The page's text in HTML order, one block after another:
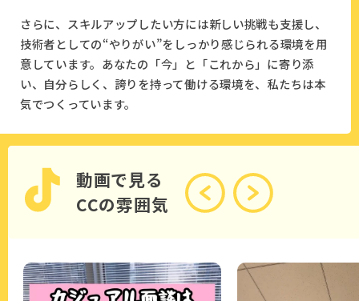
さらに、スキルアップしたい方には新しい挑戦も支援し、
技術者としての“やりがい”をしっかり感じられる環境を用
意しています。あなたの「今」と「これから」に寄り添
い、自分らしく、誇りを持って働ける環境を、私たちは本
気でつくっています。
動画で見る
CCの雰囲気